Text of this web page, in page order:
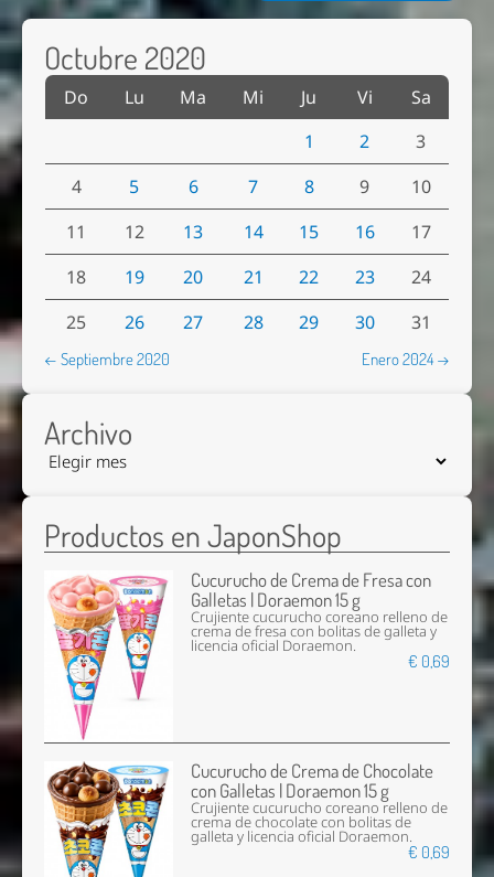
Octubre 2020
Do Lu Ma Mi Ju Vi
Sa
1
2
3
4
5 6 7 8 9
10
11
12 13 14 15 16
17
18
19 20 21 22 23
24
25
26 27 28 29 30 31
← Septiembre 2020 Enero 2024 →
Archivo
Productos en JaponShop
Cucurucho de Crema de Fresa con
Galletas | Doraemon 15 g
Crujiente cucurucho coreano relleno de
crema de fresa con bolitas de galleta y
licencia oficial Doraemon.
€ 0,69
Cucurucho de Crema de Chocolate
con Galletas | Doraemon 15 g
Crujiente cucurucho coreano relleno de
crema de chocolate con bolitas de
galleta y licencia oficial Doraemon.
€ 0,69